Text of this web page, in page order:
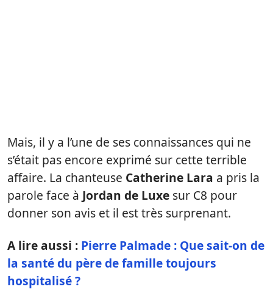
Mais, il y a l’une de ses connaissances qui ne
s’était pas encore exprimé sur cette terrible
affaire. La chanteuse Catherine Lara a pris la
parole face à Jordan de Luxe sur C8 pour
donner son avis et il est très surprenant.
A lire aussi : Pierre Palmade : Que sait-on de
la santé du père de famille toujours
hospitalisé ?